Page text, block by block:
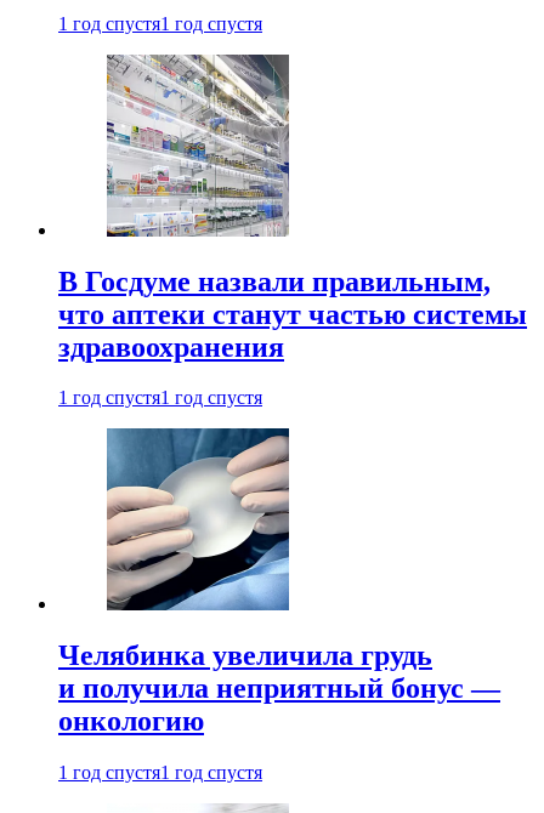
1 год спустя1 год спустя
В Госдуме назвали правильным,
что аптеки станут частью системы
здравоохранения
1 год спустя1 год спустя
Челябинка увеличила грудь
и получила неприятный бонус —
онкологию
1 год спустя1 год спустя